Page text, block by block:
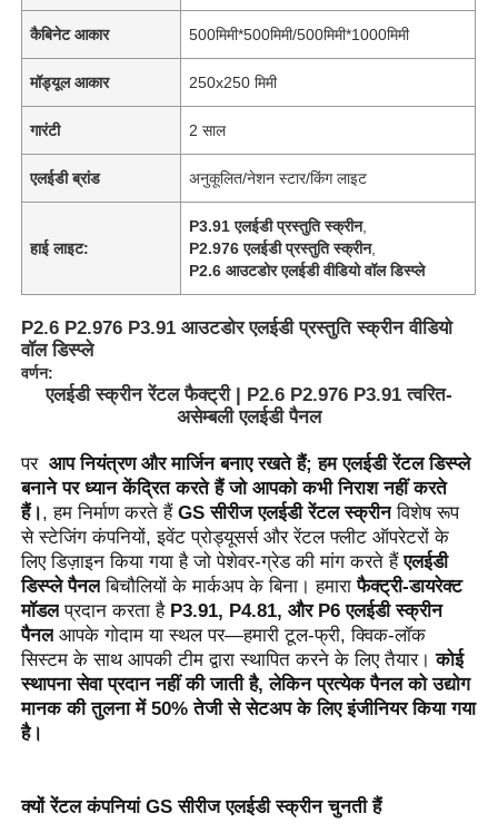
कैबिनेट आकार 500मिमी*500मिमी/500मिमी*1000मिमी
मॉड्यूल आकार 250x250 मिमी
गारंटी 2 साल
एलईडी ब्रांड अनुकूलित/नेशन स्टार/किंग लाइट
हाई लाइट:
P3.91 एलईडी प्रस्तुति स्क्रीन,
P2.976 एलईडी प्रस्तुति स्क्रीन,
P2.6 आउटडोर एलईडी वीडियो वॉल डिस्प्ले
P2.6 P2.976 P3.91 आउटडोर एलईडी प्रस्तुति स्क्रीन वीडियो
वॉल डिस्प्ले
वर्णन:
एलईडी स्क्रीन रेंटल फैक्ट्री | P2.6 P2.976 P3.91 त्वरित-
असेम्बली एलईडी पैनल
पर आप नियंत्रण और मार्जिन बनाए रखते हैं; हम एलईडी रेंटल डिस्प्ले
बनाने पर ध्यान केंद्रित करते हैं जो आपको कभी निराश नहीं करते
हैं।, हम निर्माण करते हैं GS सीरीज एलईडी रेंटल स्क्रीन विशेष रूप
से स्टेजिंग कंपनियों, इवेंट प्रोड्यूसर्स और रेंटल फ्लीट ऑपरेटरों के
लिए डिज़ाइन किया गया है जो पेशेवर-ग्रेड की मांग करते हैं एलईडी
डिस्प्ले पैनल बिचौलियों के मार्कअप के बिना। हमारा फैक्ट्री-डायरेक्ट
मॉडल प्रदान करता है P3.91, P4.81, और P6 एलईडी स्क्रीन
पैनल आपके गोदाम या स्थल पर—हमारी टूल-फ्री, क्विक-लॉक
सिस्टम के साथ आपकी टीम द्वारा स्थापित करने के लिए तैयार। कोई
स्थापना सेवा प्रदान नहीं की जाती है, लेकिन प्रत्येक पैनल को उद्योग
मानक की तुलना में 50% तेजी से सेटअप के लिए इंजीनियर किया गया
है।
क्यों रेंटल कंपनियां GS सीरीज एलईडी स्क्रीन चुनती हैं